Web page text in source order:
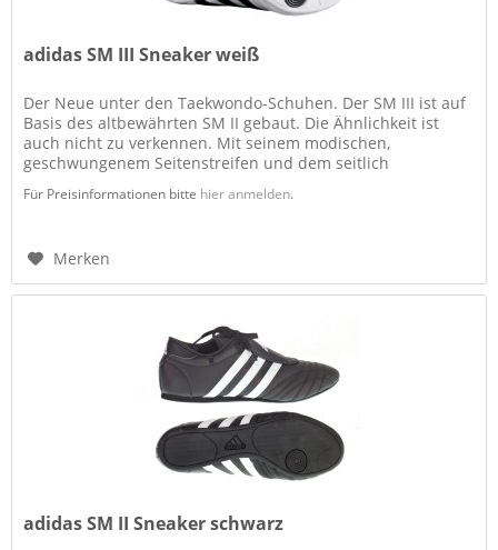
adidas SM III Sneaker weiß
Der Neue unter den Taekwondo-Schuhen. Der SM III ist auf
Basis des altbewährten SM II gebaut. Die Ähnlichkeit ist
auch nicht zu verkennen. Mit seinem modischen,
geschwungenem Seitenstreifen und dem seitlich
Für Preisinformationen bitte hier anmelden.
Merken
adidas SM II Sneaker schwarz